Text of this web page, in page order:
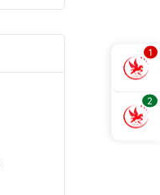
1
2